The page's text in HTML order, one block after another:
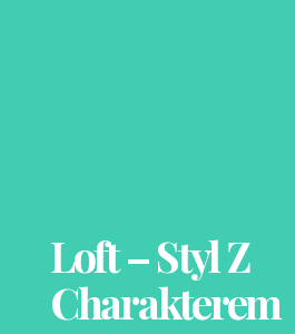
Loft – Styl Z
Charakterem